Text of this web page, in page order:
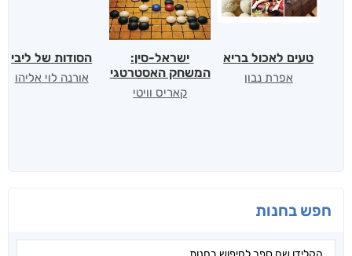
חפש בחנות
טעים לאכול בריא
אפרת נבון
ישראל-סין:
המשחק האסטרטגי
קאריס וויטי
הסודות של ליבי
אורנה לוי אליהו